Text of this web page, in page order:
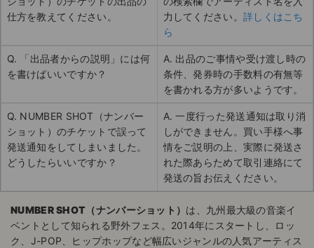
仕方を教えてください。
力してください。 詳しくはこち
ら
Q. 「出品者からの説明」には何
を書けばいいですか？
A. 出品のご事情や受け渡し時の
条件、発券時の手数料の有無等
を書かれる方が多いようです。
Q. NUMBER SHOT（ナンバー
ショット）のチケットで誤って
発送通知をしてしまいました。
どうしたらいいですか？
A. 一度行った発送通知は取り消
しができません。買い手様へ事
情をご説明の上、実際に発送さ
れた際あらためて取引連絡にて
発送の旨お伝えください。
NUMBER SHOT（ナンバーショット） は、九州最大級の音楽イ
ベントとして知られる野外フェス。2014年にスタートし、ロッ
ク、J-POP、ヒップホップなど幅広いジャンルの人気アーティス